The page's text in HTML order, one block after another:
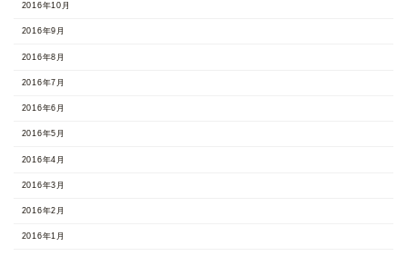
2016年10月
2016年9月
2016年8月
2016年7月
2016年6月
2016年5月
2016年4月
2016年3月
2016年2月
2016年1月